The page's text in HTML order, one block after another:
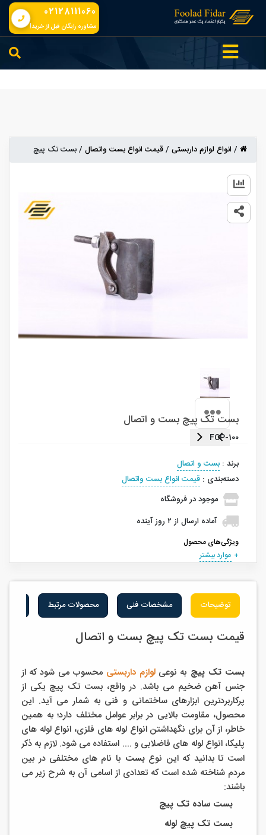
02128111060
مشاوره رایگان قبل از خرید!
/ انواع لوازم داربستی /قیمت انواع بست واتصال /بست تک پیچ
بست تک پیچ بست و اتصال
FCP-100
برند : بست و اتصال
دسته‌بندی : قیمت انواع بست واتصال
موجود در فروشگاه
آماده ارسال از۲ روز آینده
ویژگی‌های محصول
موارد بیشتر
توضیحات مشخصات فنی محصولات مرتبط
قیمت بست تک پیچ بست و اتصال
بست تک پیچ به نوعی لوازم داربستی محسوب می شود که از
جنس آهن ضخیم می باشد. در واقع، بست تک پیچ یکی از
پرکاربردترین ابزارهای ساختمانی و فنی به شمار می آید. این
محصول، مقاومت بالایی در برابر عوامل مختلف دارد؛ به همین
خاطر، از آن برای نگهداشتن انواع لوله های فلزی، انواع لوله های
پلیکا، انواع لوله های فاضلابی و .... استفاده می شود. لازم به ذکر
است تا بدانید که این نوعبستبا نام های مختلفی در بین
مردم شناخته شده است که تعدادی از اسامی آن به شرح زیر می
باشند:
بست ساده تک پیچ
بست تک پیچ لوله